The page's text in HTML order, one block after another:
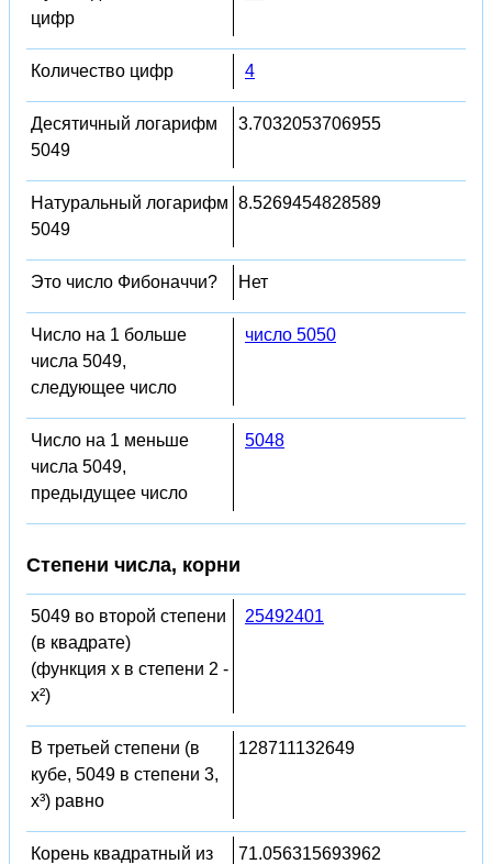
цифр
Количество цифр 4
Десятичный логарифм
5049
3.7032053706955
Натуральный логарифм
5049
8.5269454828589
Это число Фибоначчи? Нет
Число на 1 больше
числа 5049,
следующее число
число 5050
Число на 1 меньше
числа 5049,
предыдущее число
5048
Степени числа, корни
5049 во второй степени
(в квадрате)
(функция x в степени 2 -
x²)
25492401
В третьей степени (в
кубе, 5049 в степени 3,
x³) равно
128711132649
Корень квадратный из
71.056315693962